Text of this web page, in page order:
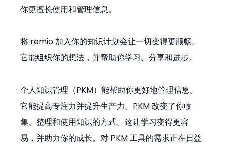
你更擅长使用和管理信息。
将 remio 加入你的知识计划会让一切变得更顺畅。
它能组织你的想法，并帮助你学习、分享和进步。
个人知识管理（PKM）能帮助你更好地管理信息。
它能提高专注力并提升生产力。PKM 改变了你收
集、整理和使用知识的方式。这让学习变得更容
易，并助力你的成长。对 PKM 工具的需求正在日益